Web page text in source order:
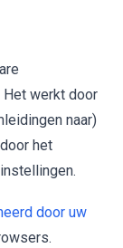
Het werkt door
naar)
het
door uw